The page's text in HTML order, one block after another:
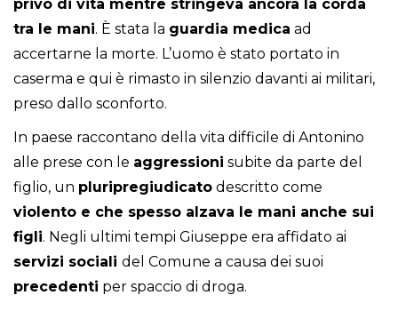
privo di vita mentre stringeva ancora la corda
tra le mani. È stata la guardia medica ad
accertarne la morte. L’uomo è stato portato in
caserma e qui è rimasto in silenzio davanti ai militari,
preso dallo sconforto.
In paese raccontano della vita difficile di Antonino
alle prese con le aggressioni subite da parte del
figlio, un pluripregiudicato descritto come
violento e che spesso alzava le mani anche sui
figli. Negli ultimi tempi Giuseppe era affidato ai
servizi sociali del Comune a causa dei suoi
precedenti per spaccio di droga.